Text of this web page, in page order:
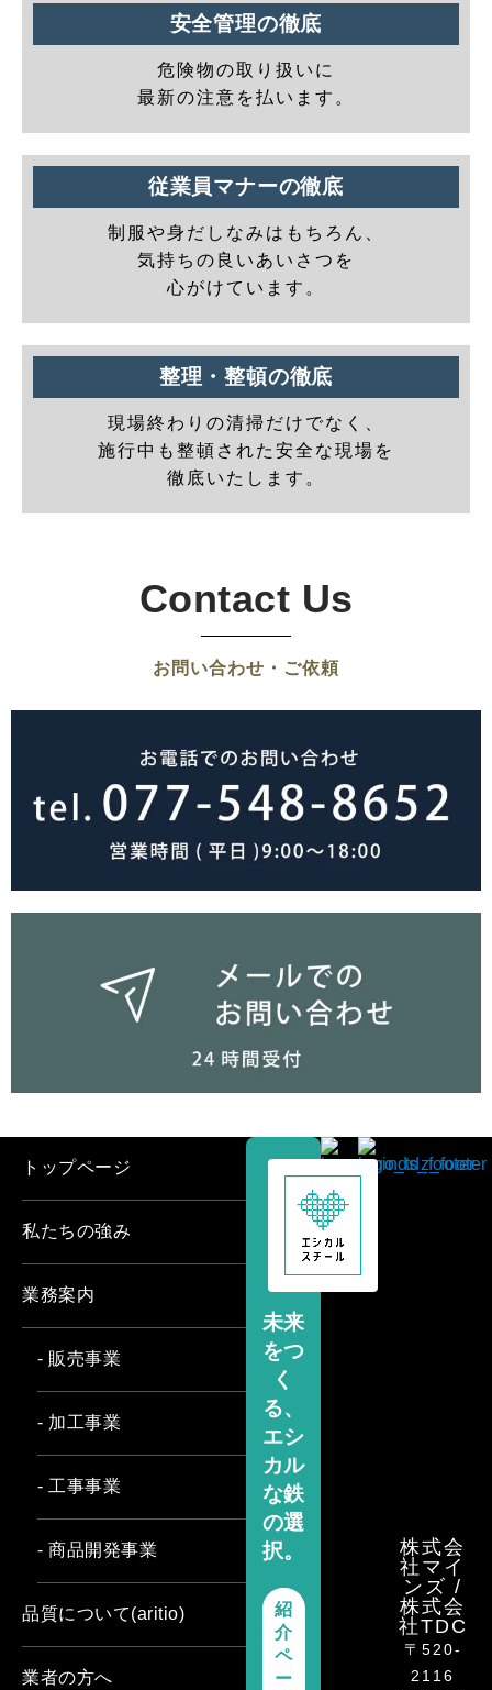
安全管理の徹底
危険物の取り扱いに
最新の注意を払います。
従業員マナーの徹底
制服や身だしなみはもちろん、
気持ちの良いあいさつを
心がけています。
整理・整頓の徹底
現場終わりの清掃だけでなく、
施行中も整頓された安全な現場を
徹底いたします。
Contact Us
お問い合わせ・ご依頼
株式会
社マイ
ンズ /
株式会
社TDC
〒520-
2116
未来
をつ
く
る、
エシ
カル
な鉄
の選
択。
紹
介
ペ
ー
トップページ
私たちの強み
業務案内
- 販売事業
- 加工事業
- 工事事業
- 商品開発事業
品質について(aritio)
業者の方へ